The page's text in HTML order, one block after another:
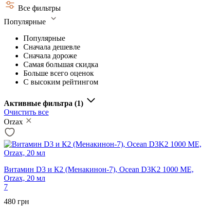
Все фильтры
Популярные
Популярные
Сначала дешевле
Сначала дороже
Самая большая скидка
Больше всего оценок
С высоким рейтингом
Активные фильтра (1)
Очистить все
Orzax
Витамин D3 и К2 (Менакинон-7), Ocean D3K2 1000 МЕ,
Orzax, 20 мл
7
480 грн